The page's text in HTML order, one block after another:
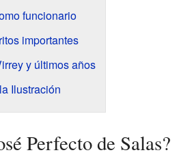
funcionario
importantes
y últimos años
Ilustración
Perfecto de Salas?